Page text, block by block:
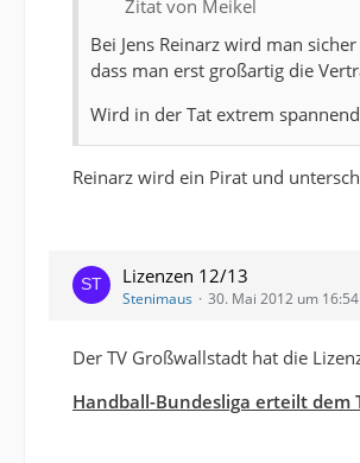
Zitat von Meikel
Bei Jens Reinarz wird man
dass man erst großartig die
Wird in der Tat extrem
Reinarz wird ein Pirat und
Lizenzen 12/13
Stenimaus 30. Mai 2012 um 16:54
Der TV Großwallstadt hat die
Handball-Bundesliga erteilt dem